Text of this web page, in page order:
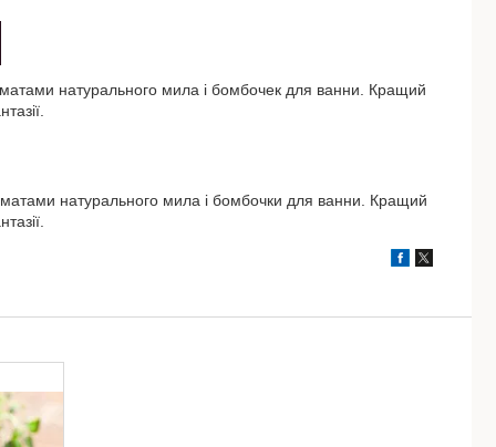
натурального мила і бомбочек для ванни. Кращий
натурального мила і бомбочки для ванни. Кращий